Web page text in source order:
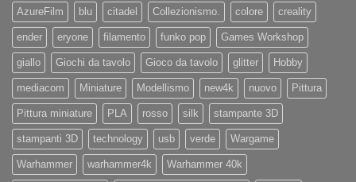
AzureFilm blu citadel Collezionismo. colore creality
ender eryone filamento funko pop Games Workshop
giallo Giochi da tavolo Gioco da tavolo glitter Hobby
mediacom Miniature Modellismo new4k nuovo Pittura
Pittura miniature PLA rosso silk stampante 3D
stampanti 3D technology usb verde Wargame
Warhammer warhammer4k Warhammer 40k